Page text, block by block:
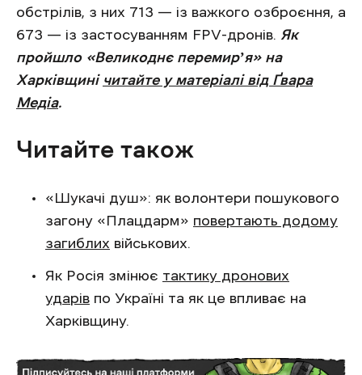
обстрілів, з них 713 — із важкого озброєння, а
673 — із застосуванням FPV-дронів. Як
пройшло «Великоднє перемирʼя» на
Харківщині читайте у матеріалі від Ґвара
Медіа.
Читайте також
«Шукачі душ»: як волонтери пошукового
загону «Плацдарм» повертають додому
загиблих військових.
Як Росія змінює тактику дронових
ударів по Україні та як це впливає на
Харківщину.